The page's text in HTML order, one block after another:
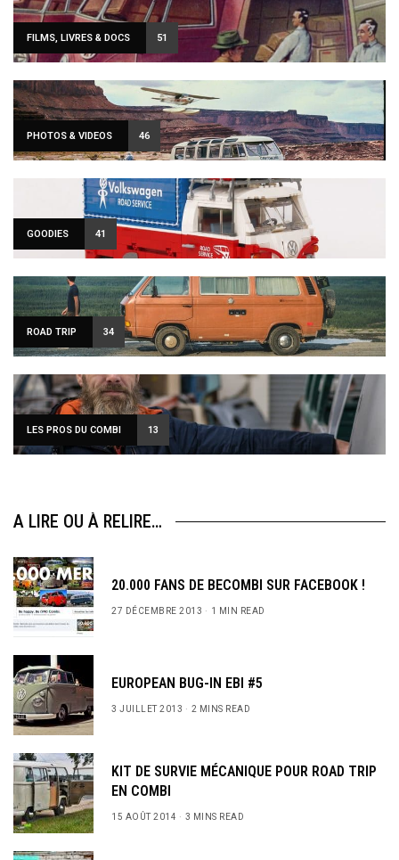
FILMS, LIVRES & DOCS 51
PHOTOS & VIDEOS 46
GOODIES 41
ROAD TRIP 34
LES PROS DU COMBI 13
A LIRE OU À RELIRE…
20.000 FANS DE BECOMBI SUR FACEBOOK !
27 DÉCEMBRE 2013 1 MIN READ
EUROPEAN BUG-IN EBI #5
3 JUILLET 2013 2 MINS READ
KIT DE SURVIE MÉCANIQUE POUR ROAD TRIP
EN COMBI
15 AOÛT 2014 3 MINS READ